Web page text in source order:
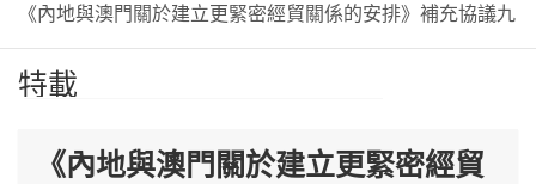
《內地與澳門關於建立更緊密經貿關係的安排》補充協議九
特載
《內地與澳門關於建立更緊密經貿